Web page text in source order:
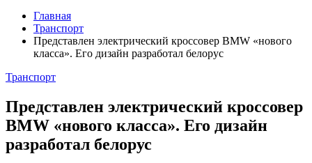
Главная
Транспорт
Представлен электрический кроссовер BMW «нового
класса». Его дизайн разработал белорус
Транспорт
Представлен электрический кроссовер
BMW «нового класса». Его дизайн
разработал белорус